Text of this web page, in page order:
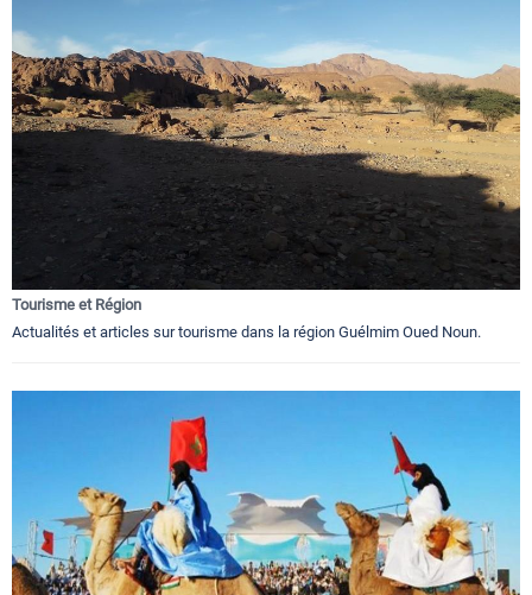
Tourisme et Région
Actualités et articles sur tourisme dans la région Guélmim Oued Noun.